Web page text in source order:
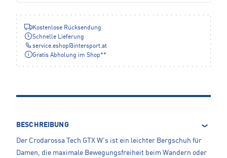
Kostenlose Rücksendung
Schnelle Lieferung
service.eshop@intersport.at
Gratis Abholung im Shop**
BESCHREIBUNG
Der Crodarossa Tech GTX W's ist ein leichter Bergschuh für
Damen, die maximale Bewegungsfreiheit beim Wandern oder